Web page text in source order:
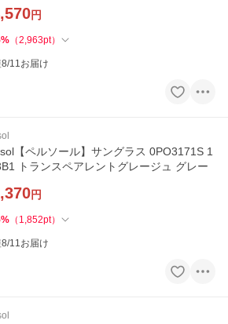
円
% （2,963pt）
11お届け
【ペルソール】サングラス 0PO3171S 1
トランスペアレントグレージュ グレー
円
% （ 1,852pt）
11お届け